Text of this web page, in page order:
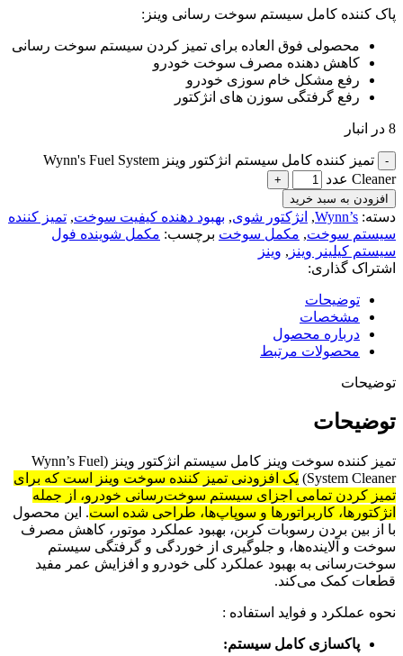
پاک کننده کامل سیستم سوخت رسانی وینز:
محصولی فوق العاده برای تمیز کردن سیستم سوخت رسانی
کاهش دهنده مصرف سوخت خودرو
رفع مشکل خام سوزی خودرو
رفع گرفتگی سوزن های انژکتور
8 در انبار
تمیز کننده کامل سيستم انژکتور وینز Wynn's Fuel System
Cleaner عدد
افزودن به سبد خرید
دسته: Wynn’s
, انژکتور شوی, بهبود دهنده کیفیت سوخت, تمیز کننده
سیستم سوخت, مکمل سوخت برچسب: مکمل شوینده فول
سیستم کیلینر وینز , وینز
اشتراک گذاری:
توضیحات
مشخصات
درباره محصول
محصولات مرتبط
توضیحات
توضیحات
تمیز کننده سوخت وینز کامل سیستم انژکتور وینز (Wynn’s Fuel
System Cleaner)
یک افزودنی تمیز کننده سوخت وینز است که برای
تمیز کردن تمامی اجزای سیستم سوخت‌رسانی خودرو، از جمله
انژکتورها، کاربراتورها و سوپاپ‌ها، طراحی شده است. این محصول
با از بین بردن رسوبات کربن، بهبود عملکرد موتور، کاهش مصرف
سوخت و آلاینده‌ها، و جلوگیری از خوردگی و گرفتگی سیستم
سوخت‌رسانی به بهبود عملکرد کلی خودرو و افزایش عمر مفید
قطعات کمک می‌کند.
نحوه عملکرد و فواید استفاده :
پاکسازی کامل سیستم: